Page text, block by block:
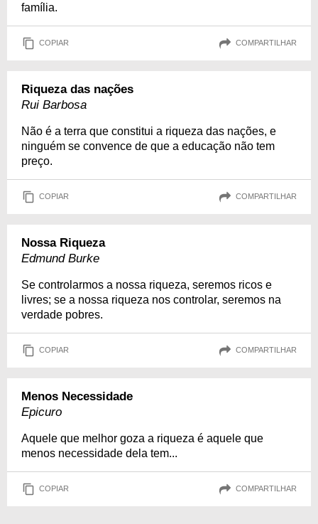
família.
COPIAR COMPARTILHAR
Riqueza das nações
Rui Barbosa
Não é a terra que constitui a riqueza das nações, e
ninguém se convence de que a educação não tem
preço.
COPIAR COMPARTILHAR
Nossa Riqueza
Edmund Burke
Se controlarmos a nossa riqueza, seremos ricos e
livres; se a nossa riqueza nos controlar, seremos na
verdade pobres.
COPIAR COMPARTILHAR
Menos Necessidade
Epicuro
Aquele que melhor goza a riqueza é aquele que
menos necessidade dela tem...
COPIAR COMPARTILHAR